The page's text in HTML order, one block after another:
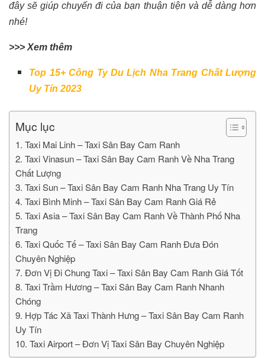
đây sẽ giúp chuyến đi của bạn thuận tiện và dễ dàng hơn
nhé!
>>> Xem thêm
Top 15+ Công Ty Du Lịch Nha Trang Chất Lượng
Uy Tín 2023
Mục lục
1. Taxi Mai Linh – Taxi Sân Bay Cam Ranh
2. Taxi Vinasun – Taxi Sân Bay Cam Ranh Về Nha Trang
Chất Lượng
3. Taxi Sun – Taxi Sân Bay Cam Ranh Nha Trang Uy Tín
4. Taxi Bình Minh – Taxi Sân Bay Cam Ranh Giá Rẻ
5. Taxi Asia – Taxi Sân Bay Cam Ranh Về Thành Phố Nha
Trang
6. Taxi Quốc Tế – Taxi Sân Bay Cam Ranh Đưa Đón
Chuyên Nghiệp
7. Đơn Vị Đi Chung Taxi – Taxi Sân Bay Cam Ranh Giá Tốt
8. Taxi Trầm Hương – Taxi Sân Bay Cam Ranh Nhanh
Chóng
9. Hợp Tác Xã Taxi Thành Hưng – Taxi Sân Bay Cam Ranh
Uy Tín
10. Taxi Airport – Đơn Vị Taxi Sân Bay Chuyên Nghiệp